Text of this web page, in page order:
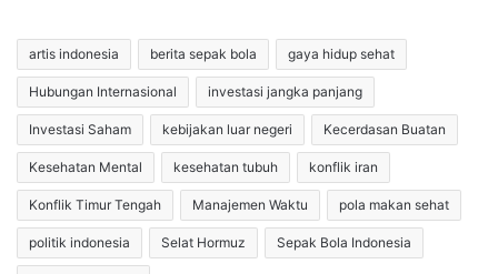
artis indonesia berita sepak bola gaya hidup sehat
Hubungan Internasional investasi jangka panjang
Investasi Saham kebijakan luar negeri Kecerdasan Buatan
Kesehatan Mental kesehatan tubuh konflik iran
Konflik Timur Tengah Manajemen Waktu pola makan sehat
politik indonesia Selat Hormuz Sepak Bola Indonesia